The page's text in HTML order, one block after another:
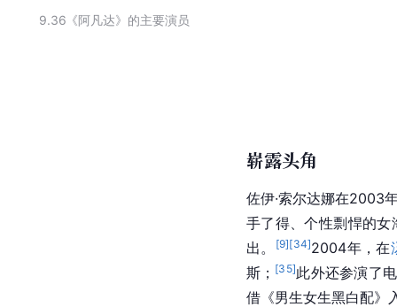
9.36 《阿凡达》的主要演员
崭露头角
佐伊·索尔达娜在2003
手了得、个性剽悍的
出。
[9][34]2004年，在
斯； [35]此外还参演了
借《男生女生黑白配》